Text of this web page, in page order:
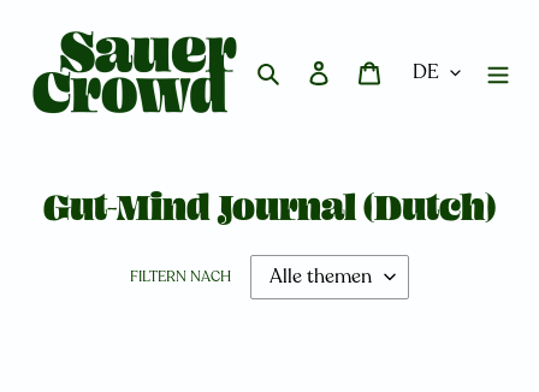
Inhalt
Suchen EinloggenWarenkorb
Gut-Mind Journal (Dutch)
FILTERN NACH